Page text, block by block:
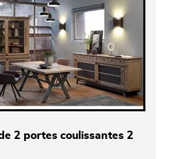
2 portes coulissantes 2